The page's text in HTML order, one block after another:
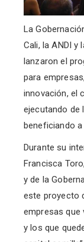
La
Cali, la ANDI y
lanzaron el
para
innovación, el
ejecutando de
beneficiando
Durante su
Francisca
y de la
este proyecto
empresas que
y los que